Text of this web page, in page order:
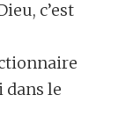
c’est
dans le